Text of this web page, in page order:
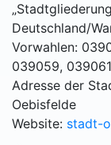
Deutschland/
Vorwahlen:
039059, 039061
Adresse der
Oebisfelde
Website: stadt-